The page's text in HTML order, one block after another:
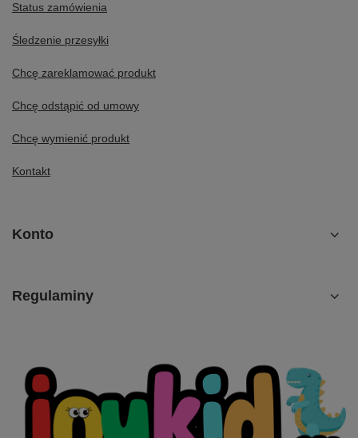
Status zamówienia
Śledzenie przesyłki
Chcę zareklamować produkt
Chcę odstąpić od umowy
Chcę wymienić produkt
Kontakt
Konto
Regulaminy